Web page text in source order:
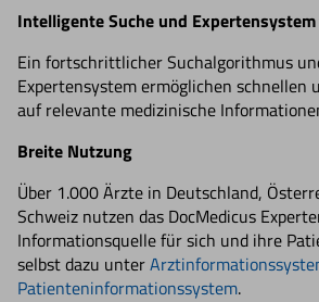
Intelligente Suche und Expertensystem
Ein fortschrittlicher Suchalgorithmus
Expertensystem ermöglichen schnellen
auf relevante medizinische
Breite Nutzung
Über 1.000 Ärzte in Deutschland,
Schweiz nutzen das DocMedicus
Informationsquelle für sich und ihre
selbst dazu unter
Patienteninformationssystem.